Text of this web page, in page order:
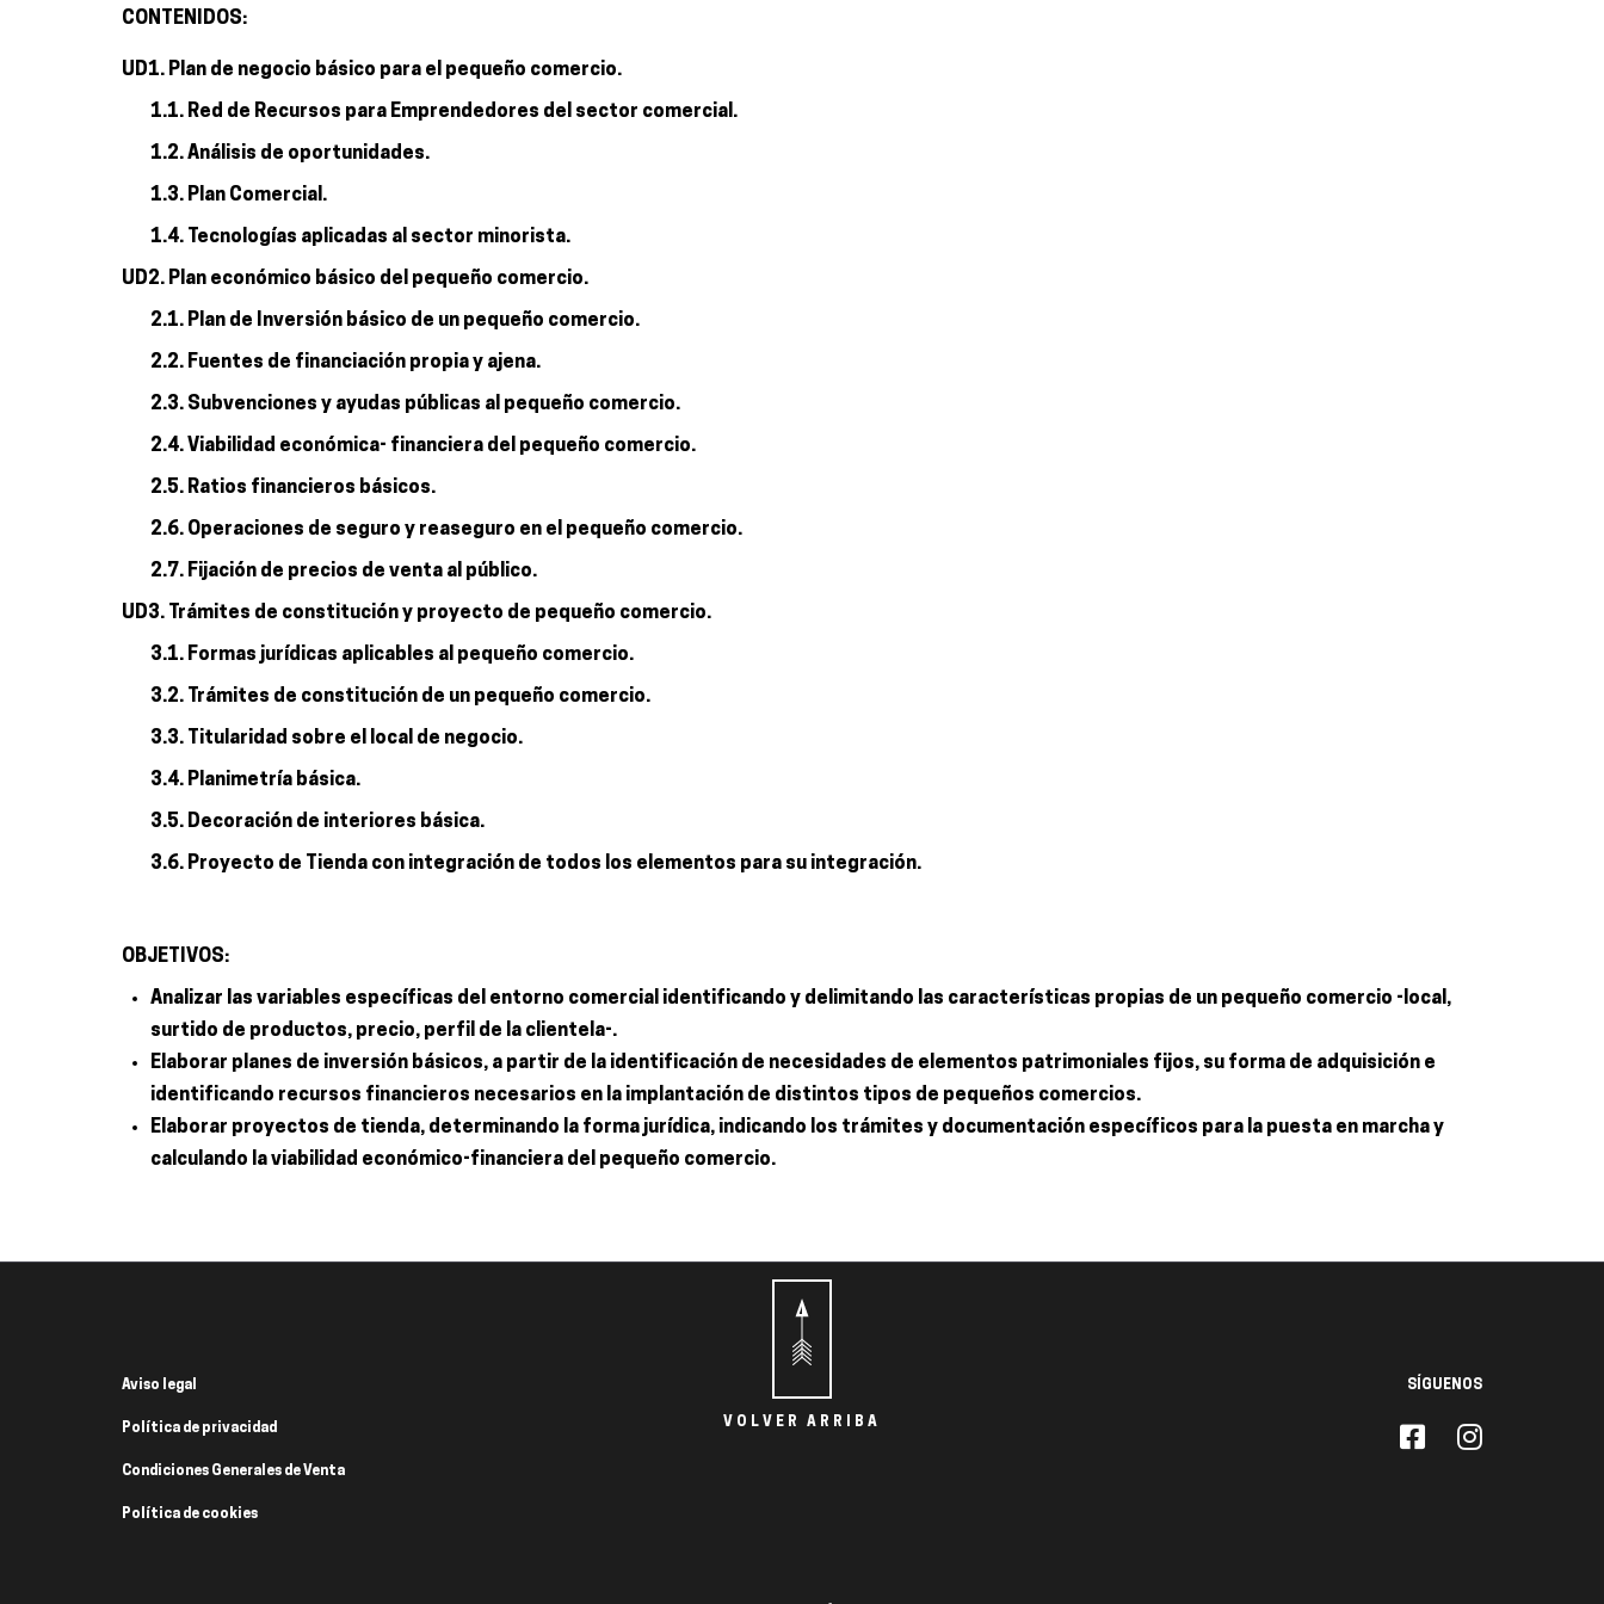
CONTENIDOS:
UD1. Plan de negocio básico para el pequeño comercio.
1.1. Red de Recursos para Emprendedores del sector comercial.
1.2. Análisis de oportunidades.
1.3. Plan Comercial.
1.4. Tecnologías aplicadas al sector minorista.
UD2. Plan económico básico del pequeño comercio.
2.1. Plan de Inversión básico de un pequeño comercio.
2.2. Fuentes de financiación propia y ajena.
2.3. Subvenciones y ayudas públicas al pequeño comercio.
2.4. Viabilidad económica- financiera del pequeño comercio.
2.5. Ratios financieros básicos.
2.6. Operaciones de seguro y reaseguro en el pequeño comercio.
2.7. Fijación de precios de venta al público.
UD3. Trámites de constitución y proyecto de pequeño comercio.
3.1. Formas jurídicas aplicables al pequeño comercio.
3.2. Trámites de constitución de un pequeño comercio.
3.3. Titularidad sobre el local de negocio.
3.4. Planimetría básica.
3.5. Decoración de interiores básica.
3.6. Proyecto de Tienda con integración de todos los elementos para su integración.
OBJETIVOS:
Analizar las variables específicas del entorno comercial identificando y delimitando las características propias de un pequeño comercio -local,
surtido de productos, precio, perfil de la clientela-.
Elaborar planes de inversión básicos, a partir de la identificación de necesidades de elementos patrimoniales fijos, su forma de adquisición e
identificando recursos financieros necesarios en la implantación de distintos tipos de pequeños comercios.
Elaborar proyectos de tienda, determinando la forma jurídica, indicando los trámites y documentación específicos para la puesta en marcha y
calculando la viabilidad económico-financiera del pequeño comercio.
VOLVER ARRIBA
Aviso legal
Política de privacidad
Condiciones Generales de Venta
Política de cookies
SÍGUENOS